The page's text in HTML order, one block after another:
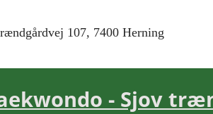
107, 7400 Herning
- Sjov